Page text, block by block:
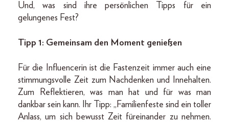
Und, was sind ihre persönlichen Tipps für ein
gelungenes Fest?
Tipp 1: Gemeinsam den Moment genießen
Für die Influencerin ist die Fastenzeit immer auch eine
stimmungsvolle Zeit zum Nachdenken und Innehalten.
Zum Reflektieren, was man hat und für was man
dankbar sein kann. Ihr Tipp: „Familienfeste sind ein toller
Anlass, um sich bewusst Zeit füreinander zu nehmen.